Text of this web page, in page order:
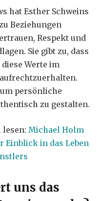
hat Esther Schweins
Beziehungen
Respekt und
Sie gibt zu, dass
Werte im
persönliche
zu gestalten.
lesen: Michael Holm
Einblick in das Leben
uns das